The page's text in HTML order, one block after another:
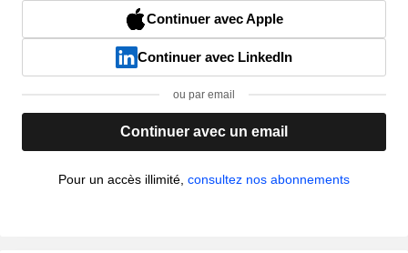
Continuer avec Apple
Continuer avec LinkedIn
ou par email
Continuer avec un email
Pour un accès illimité, consultez nos abonnements